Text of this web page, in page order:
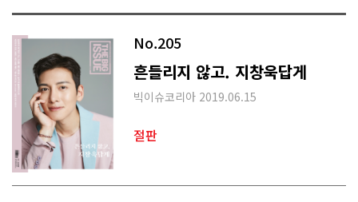
No.205
흔들리지 않고. 지창욱답게
빅이슈코리아 2019.06.15
절판